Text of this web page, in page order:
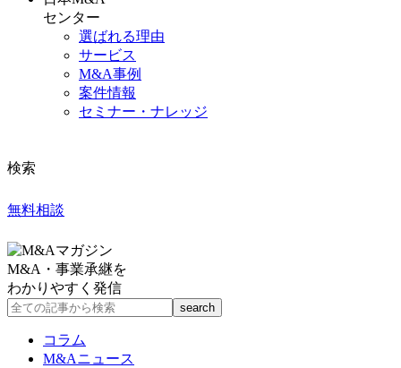
センター
選ばれる理由
サービス
M&A事例
案件情報
セミナー・ナレッジ
検索
無料相談
M&A・事業承継を
わかりやすく発信
コラム
M&Aニュース